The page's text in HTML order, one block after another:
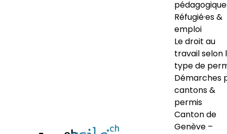
Réfugié·es &
emploi
Le droit au
travail selon
type de
Démarches
cantons &
permis
Canton de
Genève –